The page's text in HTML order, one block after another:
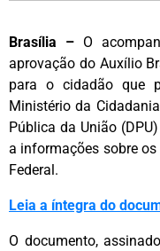
Brasília – O
aprovação do Auxílio
para o cidadão que
Ministério da
Pública da União
a informações sobre
Federal.
Leia a íntegra do
O documento,